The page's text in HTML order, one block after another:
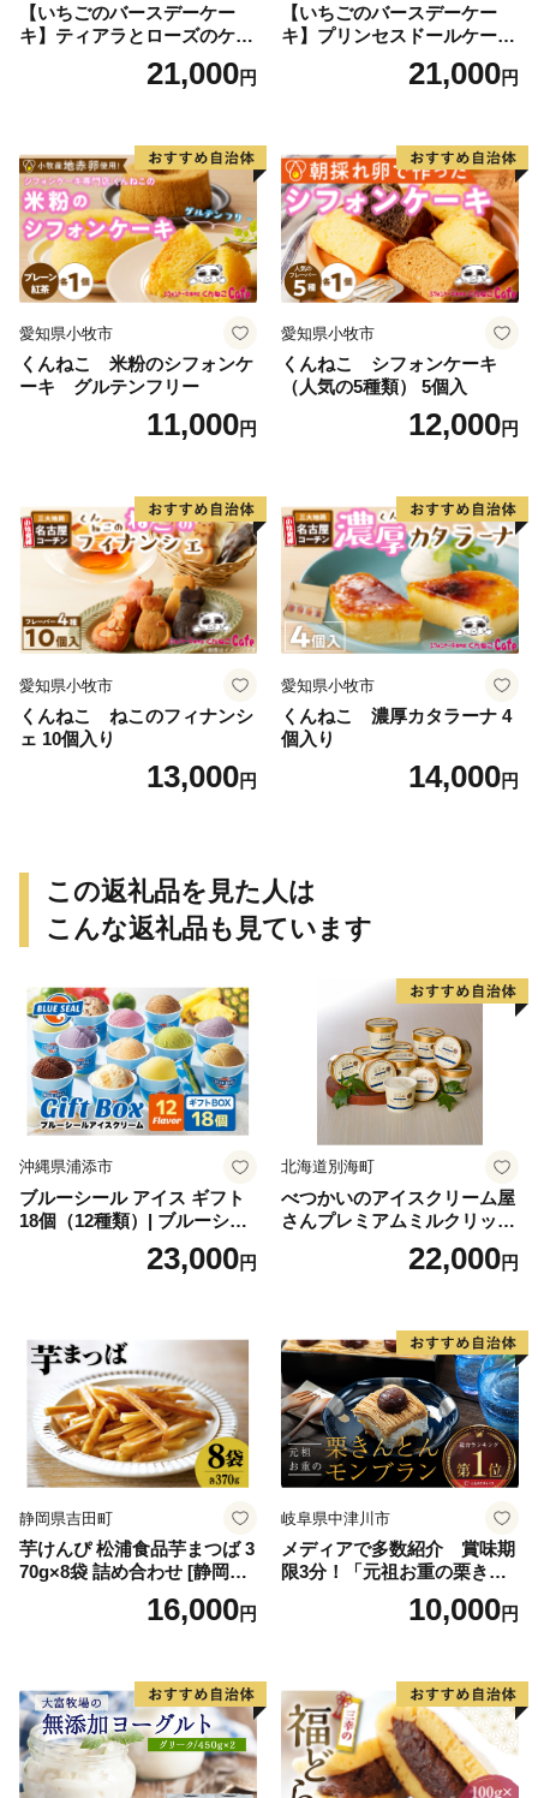
【いちごのバースデーケー
キ】ティアラとローズのケー
キ スイーツ デザート 洋菓
子 お取り寄せ 愛知県 小牧市
レーション ホールケーキ 日
時指定可
21,000円
【いちごのバースデーケー
キ】プリンセスドールケーキ
日時指定可 スイーツ デザー
ト 洋菓子 お取り寄せ 愛知県
デコレーションケーキ ホー
ルケーキ 人形 かわいい こど
も
21,000円
愛知県小牧市
くんねこ 米粉のシフォンケ
ーキ グルテンフリー
11,000円
愛知県小牧市
くんねこ シフォンケーキ
（人気の5種類） 5個入
12,000円
愛知県小牧市
くんねこ ねこのフィナンシ
ェ 10個入り
13,000円
愛知県小牧市
くんねこ 濃厚カタラーナ 4
個入り
14,000円
この返礼品を見た人は
こんな返礼品も見ています
沖縄県浦添市
ブルーシール アイス ギフト
18個（12種類）| ブルーシー
ルアイス ブルーシールアイ
スクリーム 着日指定可能 送
誕生日 カップ 詰め合わせ バ
ラエティ | バニラ チョコレー
ト ストロベリー ピスタチオ
バニラ＆クッキー ウベ 沖縄
紅イモ 塩ちんすこう 沖縄シ
ークヮーサー 沖縄黒糖 琉球
ロイヤルミルクティ 沖縄パ
イン
23,000円
北海道別海町
べつかいのアイスクリーム屋
さんプレミアムミルクリッチ
12個（AP-01）（ 北海道アイ
ス 北海道産アイス アイス ア
道産アイス 道産アイスクリ
ーム ギフト 詰合せ 詰め合わ
せ ふるさと納税 ）
22,000円
静岡県吉田町
芋けんぴ 松浦食品芋まつば 3
70g×8袋 詰め合わせ [静岡伊
勢丹(松浦食品) 静岡県 吉田町
22424274] 芋ケンピ セット
16,000円
岐阜県中津川市
メディアで多数紹介 賞味期
限3分！「元祖お重の栗きん
とんモンブラン」 【未来の
ご褒美】スイーツ 栗 モンブ
子 菓子 F4N-2298
10,000円